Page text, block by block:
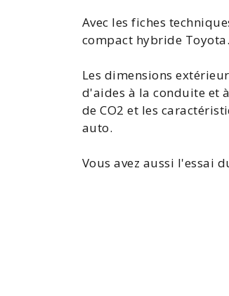
Avec lesfiches
compact hybride Toyota.
Les dimensions
d'aides à la conduite et
de CO2 et les
auto.
Vous avez aussi l'essai